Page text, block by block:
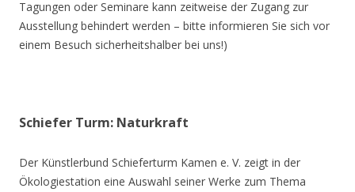
Tagungen oder Seminare kann zeitweise der Zugang zur
Ausstellung behindert werden – bitte informieren Sie sich vor
einem Besuch sicherheitshalber bei uns!)
Schiefer Turm: Naturkraft
Der Künstlerbund Schieferturm Kamen e. V. zeigt in der
Ökologiestation eine Auswahl seiner Werke zum Thema